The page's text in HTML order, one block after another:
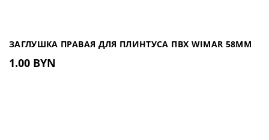
ЗАГЛУШКА ПРАВАЯ ДЛЯ ПЛИНТУСА ПВХ WIMAR 58ММ
1.00 BYN